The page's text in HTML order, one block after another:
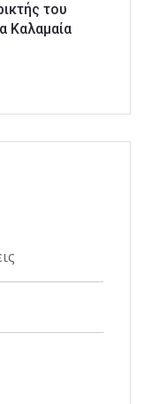
του
Καλαμαία